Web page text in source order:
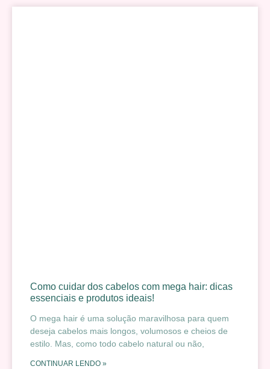
Como cuidar dos cabelos com mega hair: dicas
essenciais e produtos ideais!
O mega hair é uma solução maravilhosa para quem
deseja cabelos mais longos, volumosos e cheios de
estilo. Mas, como todo cabelo natural ou não,
CONTINUAR LENDO »